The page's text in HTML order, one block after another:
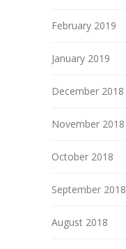
February 2019
January 2019
December 2018
November 2018
October 2018
September 2018
August 2018